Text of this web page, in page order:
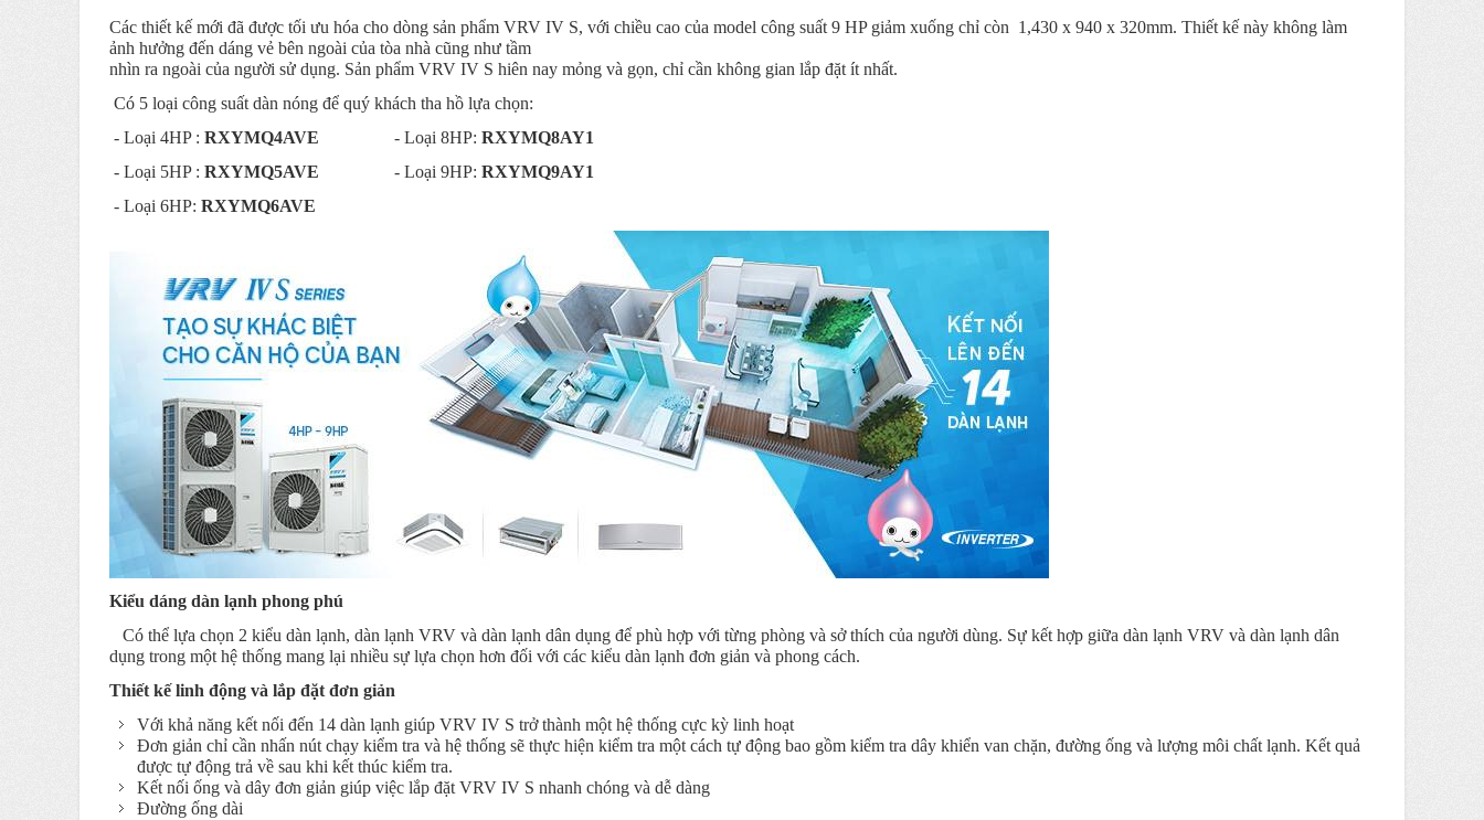
Các thiết kế mới đã được tối ưu hóa cho dòng sản phẩm VRV IV S, với chiều cao của model công suất 9 HP giảm xuống chỉ còn 1,430 x 940 x 320mm. Thiết kế này không làm
ảnh hưởng đến dáng vẻ bên ngoài của tòa nhà cũng như tầm
nhìn ra ngoài của người sử dụng. Sản phẩm VRV IV S hiên nay mỏng và gọn, chỉ cần không gian lắp đặt ít nhất.
Có 5 loại công suất dàn nóng để quý khách tha hồ lựa chọn:
- Loại 4HP : RXYMQ4AVE - Loại 8HP: RXYMQ8AY1
- Loại 5HP : RXYMQ5AVE - Loại 9HP: RXYMQ9AY1
- Loại 6HP: RXYMQ6AVE
Kiểu dáng dàn lạnh phong phú
Có thể lựa chọn 2 kiểu dàn lạnh, dàn lạnh VRV và dàn lạnh dân dụng để phù hợp với từng phòng và sở thích của người dùng. Sự kết hợp giữa dàn lạnh VRV và dàn lạnh dân
dụng trong một hệ thống mang lại nhiều sự lựa chọn hơn đối với các kiểu dàn lạnh đơn giản và phong cách.
Thiết kế linh động và lắp đặt đơn giản
Với khả năng kết nối đến 14 dàn lạnh giúp VRV IV S trở thành một hệ thống cực kỳ linh hoạt
Đơn giản chỉ cần nhấn nút chạy kiểm tra và hệ thống sẽ thực hiện kiểm tra một cách tự động bao gồm kiểm tra dây khiển van chặn, đường ống và lượng môi chất lạnh. Kết quả
được tự động trả về sau khi kết thúc kiểm tra.
Kết nối ống và dây đơn giản giúp việc lắp đặt VRV IV S nhanh chóng và dễ dàng
Đường ống dài